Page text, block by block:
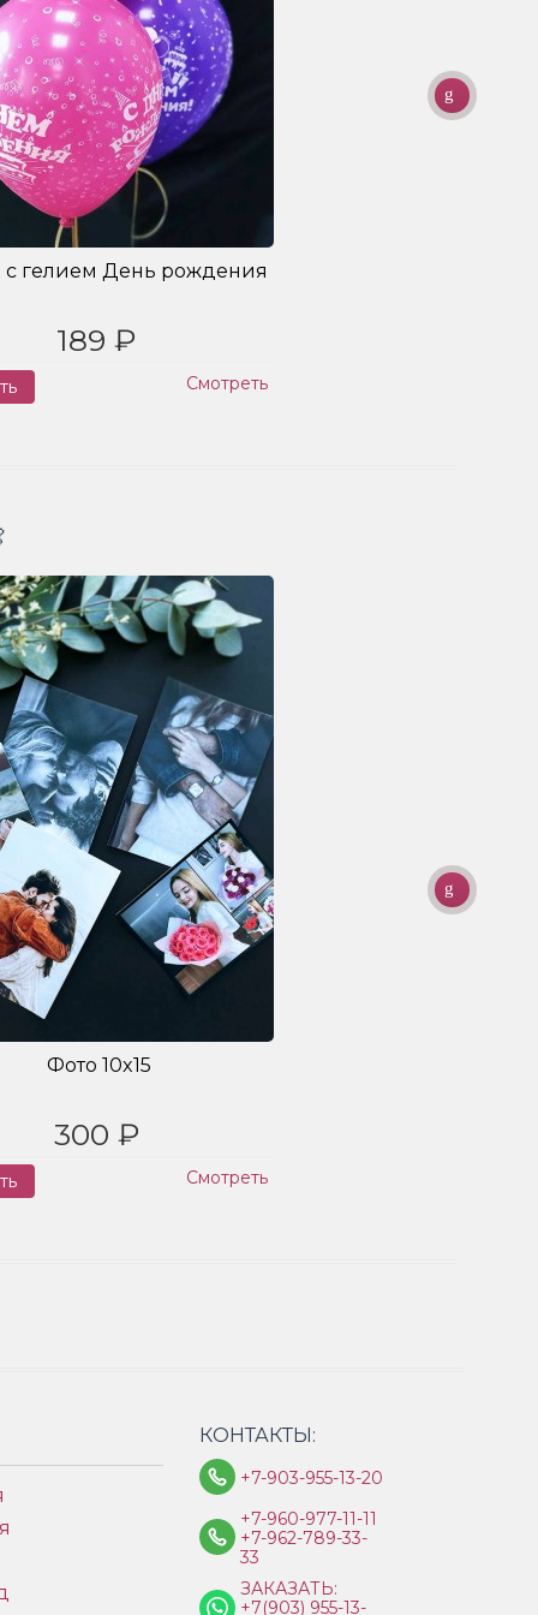
гелием День рождения
189 ₽
Смотреть
Фото 10x15
300 ₽
Смотреть
КОНТАКТЫ:
+7-903-955-13-20
+7-960-977-11-11
+7-962-789-33-
33
ЗАКАЗАТЬ:
+7(903) 955-13-